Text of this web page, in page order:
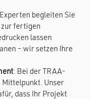
begleiten Sie
zur fertigen
lassen
– wir setzen Ihre
: Bei der TRAA-
Mittelpunkt. Unser
dass Ihr Projekt